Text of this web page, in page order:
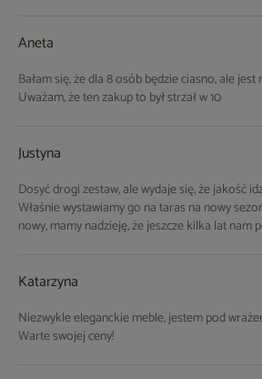
Aneta
Bałam się, że dla 8 osób będzie ciasno, ale
Uważam, że ten zakup to był strzał w 10
Justyna
Dosyć drogi zestaw, ale wydaje się, że jakość
Właśnie wystawiamy go na taras na nowy
nowy, mamy nadzieję, że jeszcze kilka lat nam
Katarzyna
Niezwykle eleganckie meble, jestem pod
Warte swojej ceny!